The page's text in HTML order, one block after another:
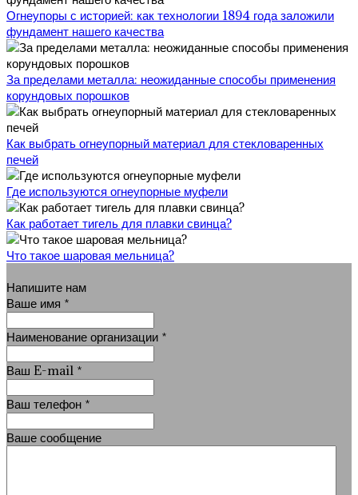
Огнеупоры с историей: как технологии 1894 года заложили
фундамент нашего качества
За пределами металла: неожиданные способы применения
корундовых порошков
Как выбрать огнеупорный материал для стекловаренных
печей
Где используются огнеупорные муфели
Как работает тигель для плавки свинца?
Что такое шаровая мельница?
Напишите нам
Ваше имя *
Наименование организации *
Ваш E-mail *
Ваш телефон *
Ваше сообщение